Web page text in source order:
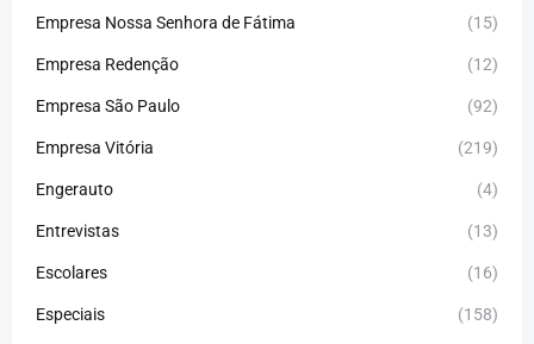
Empresa Nossa Senhora de Fátima (15)
Empresa Redenção (12)
Empresa São Paulo (92)
Empresa Vitória (219)
Engerauto (4)
Entrevistas (13)
Escolares (16)
Especiais (158)